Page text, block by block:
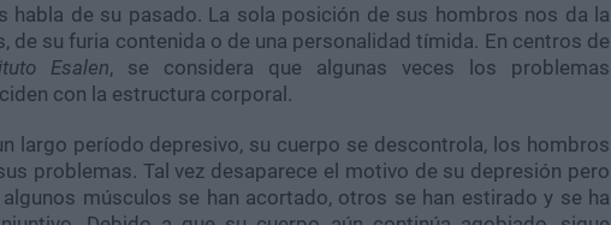
habla de su pasado. La sola posición de sus hombros nos da la
de su furia contenida o de una personalidad tímida. En centros de
Esalen, se considera que algunas veces los problemas
con la estructura corporal.
largo período depresivo, su cuerpo se descontrola, los hombros
problemas. Tal vez desaparece el motivo de su depresión pero
músculos se han acortado, otros se han estirado y se ha